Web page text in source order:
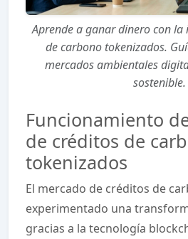
Aprende a ganar dinero con la
de carbono tokenizados.
mercados ambientales
sostenible.
Funcionamiento
de créditos de
tokenizados
El mercado de créditos de
experimentado una
gracias a la tecnología